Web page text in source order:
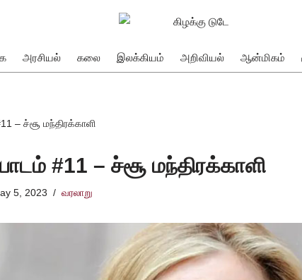
அரசியல் கலை இலக்கியம் அறிவியல் ஆன்மிகம்
– ச்சூ மந்திரக்காளி
#11 – ச்சூ மந்திரக்காளி
5, 2023 வரலாறு